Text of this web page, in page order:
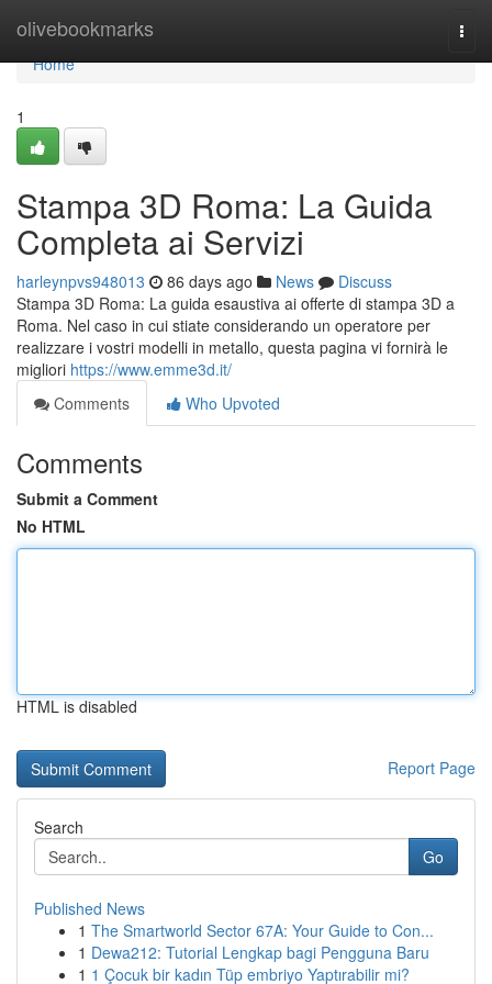
olivebookmarks
Home
Home
1
Stampa 3D Roma: La Guida
Completa ai Servizi
harleynpvs948013 86 days ago News
Discuss
Stampa 3D Roma: La guida esaustiva ai offerte di stampa 3D a
Roma. Nel caso in cui stiate considerando un operatore per
realizzare i vostri modelli in metallo, questa pagina vi fornirà le
migliori https://www.emme3d.it/
Comments
Who Upvoted
Comments
Submit a Comment
No HTML
HTML is disabled
Report Page
Search
Go
Published News
1 The Smartworld Sector 67A: Your Guide to Con...
1 Dewa212: Tutorial Lengkap bagi Pengguna Baru
1 1 Çocuk bir kadın Tüp embriyo Yaptırabilir mi?